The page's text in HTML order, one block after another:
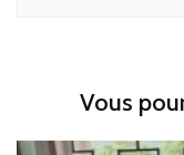
Vous